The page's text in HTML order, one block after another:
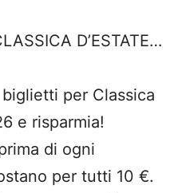
D’ESTATE…
per Classica
e risparmia!
di ogni
per tutti 10 €.